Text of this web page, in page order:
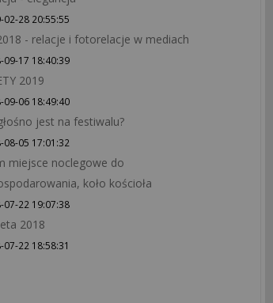
02-28 20:55:55
- relacje i fotorelacje w mediach
09-17 18:40:39
2019
09-06 18:49:40
jest na festiwalu?
08-05 17:01:32
miejsce noclegowe do
koło kościoła
07-22 19:07:38
2018
07-22 18:58:31